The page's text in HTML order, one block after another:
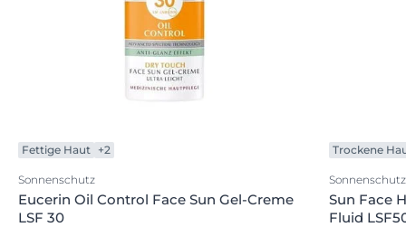
Fettige Haut +2
Sonnenschutz
Eucerin Oil Control Face Sun Gel-Creme
LSF 30
Trockene
Sonnenschutz
Sun Face
Fluid